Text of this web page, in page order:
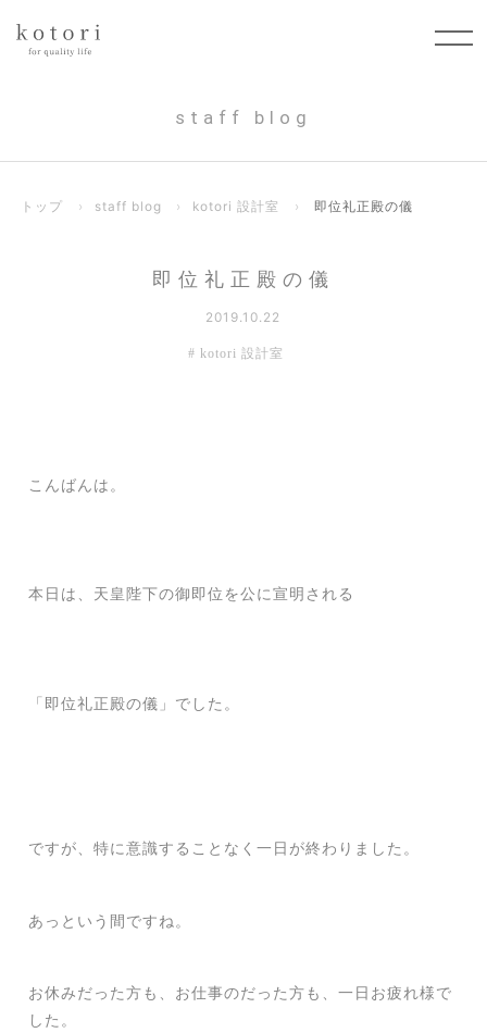
staff blog
トップ › staff blog › kotori 設計室 › 即位礼正殿の儀
即位礼正殿の儀
2019.10.22
kotori 設計室
こんばんは。
本日は、天皇陛下の御即位を公に宣明される
「即位礼正殿の儀」でした。
ですが、特に意識することなく一日が終わりました。
あっという間ですね。
お休みだった方も、お仕事のだった方も、一日お疲れ様で
した。